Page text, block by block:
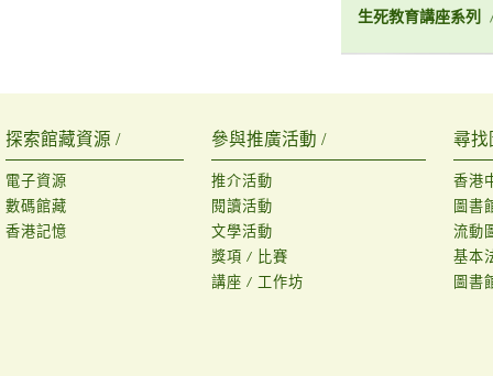
生死教育講座系列
探索館藏資源 /
電子資源
數碼館藏
香港記憶
參與推廣活動 /
推介活動
閱讀活動
文學活動
獎項 / 比賽
講座 / 工作坊
尋找
香港
圖書
流動
基本
圖書